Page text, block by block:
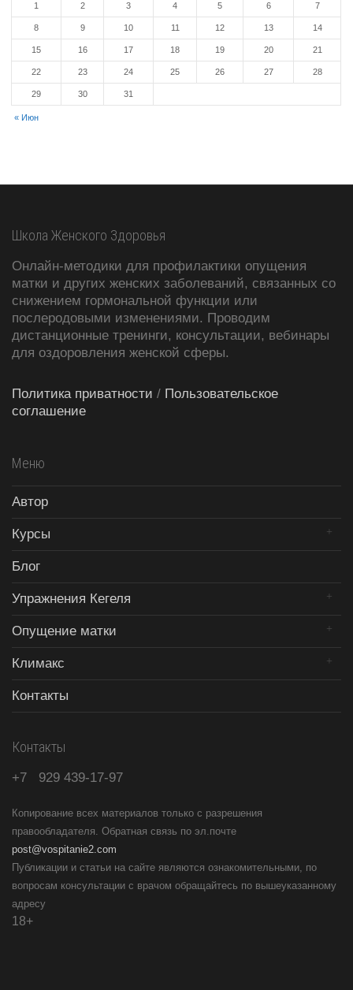
« Июн
1 2 3 4 5 6 7
8 9 10 11 12 13 14
15 16 17 18 19 20 21
22 23 24 25 26 27 28
29 30 31
Школа Женского Здоровья
Онлайн-методики для профилактики опущения
матки и других женских заболеваний, связанных со
снижением гормональной функции или
послеродовыми изменениями. Проводим
дистанционные тренинги, консультации, вебинары
для оздоровления женской сферы.
Политика приватности / Пользовательское
соглашение
Меню
Автор
Курсы
Блог
Упражнения Кегеля
Опущение матки
Климакс
Контакты
Контакты
+7 929 439-17-97
Копирование всех материалов только с разрешения
правообладателя. Обратная связь по эл.почте
post@vospitanie2.com
Публикации и статьи на сайте являются ознакомительными, по
вопросам консультации с врачом обращайтесь по вышеуказанному
адресу
18+